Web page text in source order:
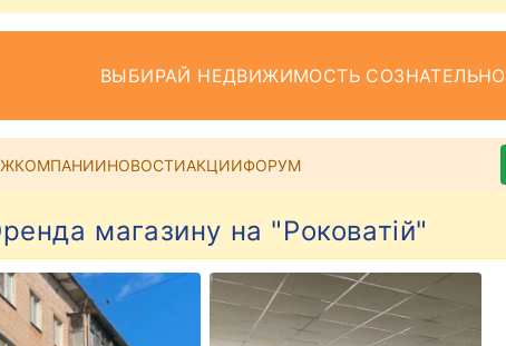
ВЫБИРАЙ НЕДВИЖИМОСТЬ СОЗНАТЕЛЬНО
КОМПАНИИНОВОСТИАКЦИИФОРУМ
магазину на "Роковатій"